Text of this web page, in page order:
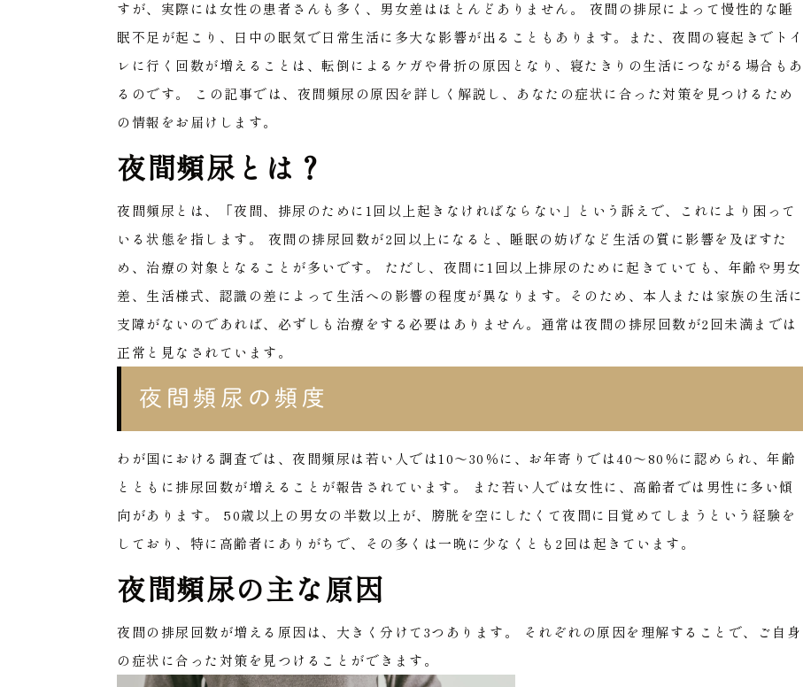
すが、実際には女性の患者さんも多く、男女差はほとんどありません。
夜間の排尿によって慢性的な睡
眠不足が起こり、日中の眠気で日常生活に多大な影響が出ることもあります。また、夜間の寝起きでトイ
レに行く回数が増えることは、転倒によるケガや骨折の原因となり、寝たきりの生活につながる場合もあ
るのです。
この記事では、夜間頻尿の原因を詳しく解説し、あなたの症状に合った対策を見つけるため
の情報をお届けします。
夜間頻尿とは？
夜間頻尿とは、「夜間、排尿のために1回以上起きなければならない」という訴えで、これにより困って
いる状態を指します。
夜間の排尿回数が2回以上になると、睡眠の妨げなど生活の質に影響を及ぼすた
め、治療の対象となることが多いです。
ただし、夜間に1回以上排尿のために起きていても、年齢や男女
差、生活様式、認識の差によって生活への影響の程度が異なります。そのため、本人または家族の生活に
支障がないのであれば、必ずしも治療をする必要はありません。通常は夜間の排尿回数が2回未満までは
正常と見なされています。
夜間頻尿の頻度
わが国における調査では、夜間頻尿は若い人では10～30％に、お年寄りでは40～80％に認められ、年齢
とともに排尿回数が増えることが報告されています。
また若い人では女性に、高齢者では男性に多い傾
向があります。
50歳以上の男女の半数以上が、膀胱を空にしたくて夜間に目覚めてしまうという経験を
しており、特に高齢者にありがちで、その多くは一晩に少なくとも2回は起きています。
夜間頻尿の主な原因
夜間の排尿回数が増える原因は、大きく分けて3つあります。
それぞれの原因を理解することで、ご自身
の症状に合った対策を見つけることができます。